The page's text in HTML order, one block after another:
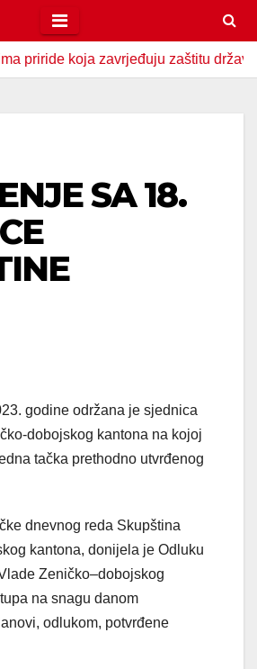
zavrjeđuju zaštitu države U
SA 18.
godine održana je sjednica
dobojskog kantona na kojoj
tačka prethodno utvrđenog
dnevnog reda Skupština
kantona, donijela je Odluku
Zeničko–dobojskog
na snagu danom
odlukom, potvrđene